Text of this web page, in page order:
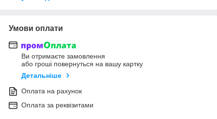
Умови оплати
Ви отримаєте замовлення
або гроші повернуться на вашу картку
Детальніше
Оплата на рахунок
Оплата за реквізитами